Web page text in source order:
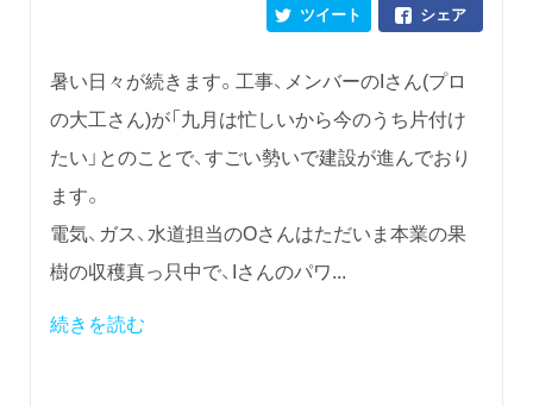
シェア
ツイート
暑い日々が続きます。工事、メンバーのIさん(プロ
の大工さん)が「九月は忙しいから今のうち片付け
たい」とのことで、すごい勢いで建設が進んでおり
ます。
電気、ガス、水道担当のOさんはただいま本業の果
樹の収穫真っ只中で、Iさんのパワ...
続きを読む